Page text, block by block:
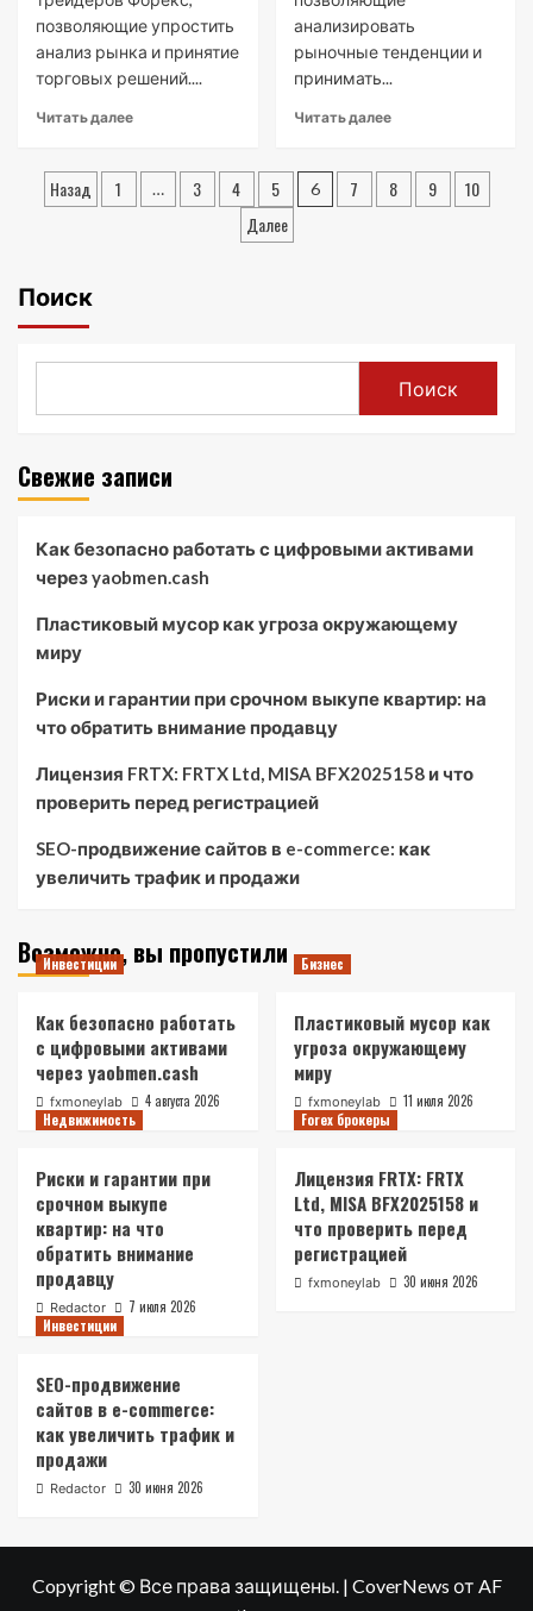
позволяющие упростить
анализ рынка и принятие
торговых решений....
Читать далееRead
Индикаторы
сигналов
анализировать
рыночные тенденции и
принимать...
Читать далееRead
Индикаторы
на
Пагинация
Назад 1 … 3 4 5 6 7 8 9
10
Далее
Поиск
Поиск
Свежие записи
Как безопасно работать с цифровыми активами
через yaobmen.cash
Пластиковый мусор как угроза окружающему
миру
Риски и гарантии при срочном выкупе квартир: на
что обратить внимание продавцу
Лицензия FRTX: FRTX Ltd, MISA BFX2025158 и что
проверить перед регистрацией
SEO-продвижение сайтов в e-commerce: как
увеличить трафик и продажи
Возможно, вы пропустили
Инвестиции
Как безопасно работать
с цифровыми активами
через yaobmen.cash
fxmoneylab 4 августа 2026
Бизнес
Пластиковый мусор как
угроза окружающему
миру
fxmoneylab
11 июля 2026
Недвижимость
Риски и гарантии при
срочном выкупе
квартир: на что
обратить внимание
продавцу
Redactor 7 июля 2026
Forex брокеры
Лицензия FRTX: FRTX
Ltd, MISA BFX2025158 и
что проверить перед
регистрацией
fxmoneylab 30 июня 2026
Инвестиции
SEO-продвижение
сайтов в e-commerce:
как увеличить трафик и
продажи
Redactor 30 июня 2026
Copyright © Все права защищены. | CoverNews от AF